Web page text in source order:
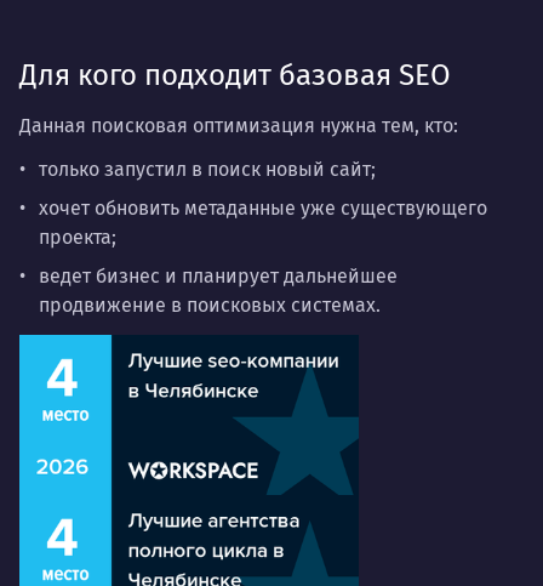
Для кого подходит базовая SEO
Данная поисковая оптимизация нужна тем, кто:
только запустил в поиск новый сайт;
хочет обновить метаданные уже существующего
проекта;
ведет бизнес и планирует дальнейшее
продвижение в поисковых системах.